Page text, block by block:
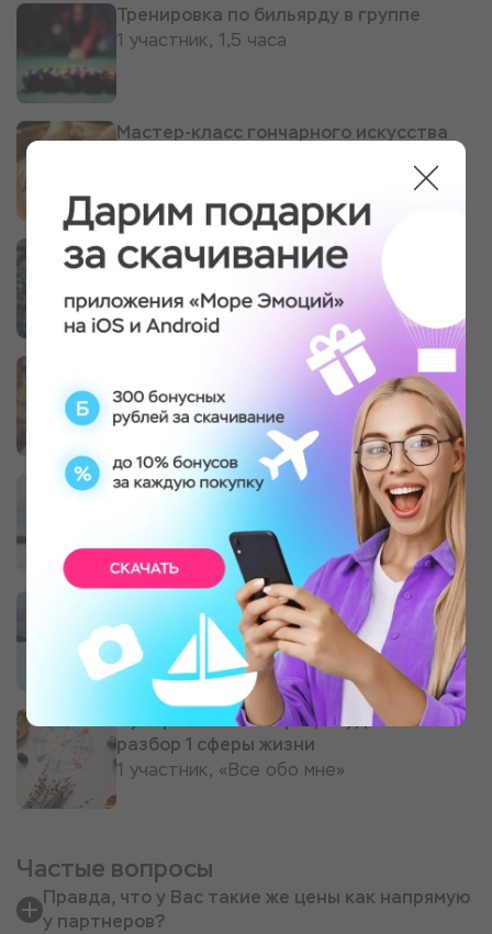
Тренировка по бильярду в группе
1 участник, 1,5 часа
Мастер-класс гончарного искусства
Оружейный тир: пневматика, лук,
арбалет, ножи
2 участника, 1 час
1 участник, 30 минут
Обучение сноукайтингу в группе
Катание на мотосноуборде
1 участник, 60 минут
Нумерология "Матрица Судьбы" -
разбор 1 сферы жизни
1 участник, «Все обо мне»
Частые вопросы
Правда, что у Вас такие же цены как напрямую
у партнеров?